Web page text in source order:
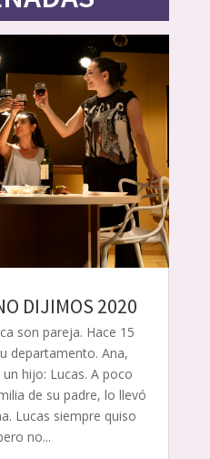
DIJIMOS 2020
son pareja. Hace 15
departamento. Ana,
hijo: Lucas. A poco
de su padre, lo llevó
Lucas siempre quiso
no...